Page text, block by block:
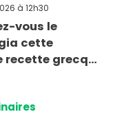
à 12h30
vous le
cette
grecque